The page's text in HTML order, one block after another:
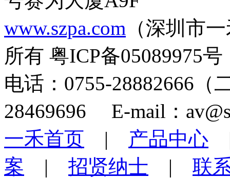
www.szpa.com （深圳市
所有 粤ICP备05089975号
电话：0755-28882666
28469696 E-mail：
一禾首页 | 产品中心
案 | 招贤纳士 | 联